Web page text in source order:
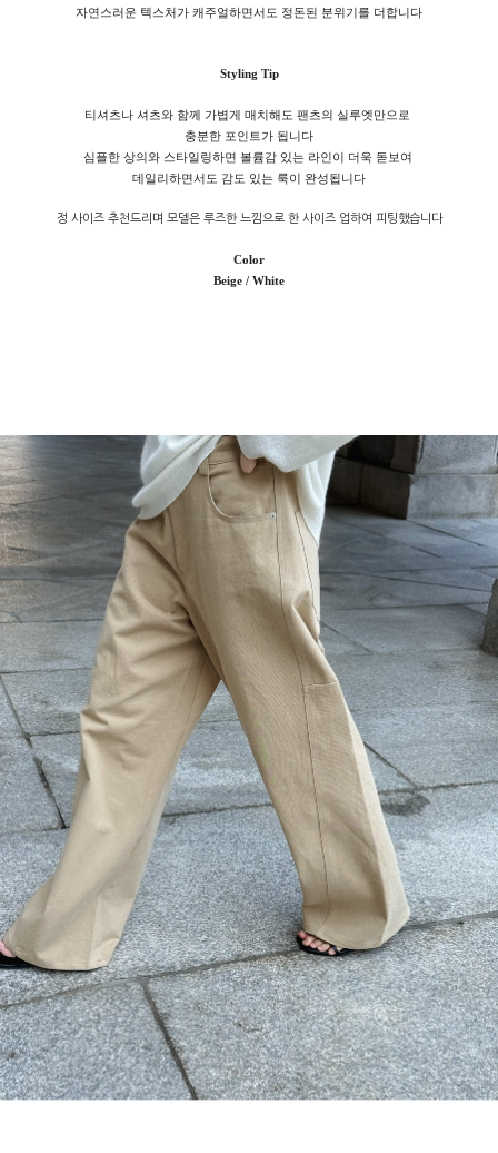
자연스러운 텍스처가 캐주얼하면서도 정돈된 분위기를 더합니다
Styling Tip
티셔츠나 셔츠와 함께 가볍게 매치해도 팬츠의 실루엣만으로
충분한 포인트가 됩니다
심플한 상의와 스타일링하면 볼륨감 있는 라인이 더욱 돋보여
데일리하면서도 감도 있는 룩이 완성됩니다
정 사이즈 추천드리며 모델은 루즈한 느낌으로 한 사이즈 업하여 피팅했습니다
Color
Beige / White